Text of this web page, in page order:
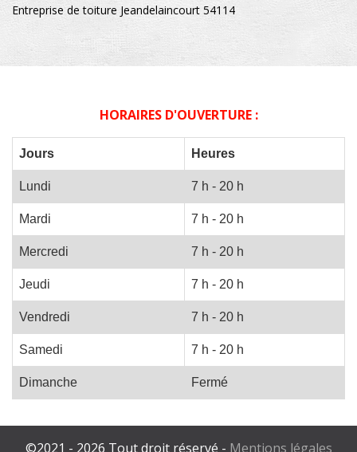
Entreprise de toiture Jeandelaincourt 54114
HORAIRES D'OUVERTURE :
Jours Heures
Lundi 7 h - 20 h
Mardi 7 h - 20 h
Mercredi 7 h - 20 h
Jeudi 7 h - 20 h
Vendredi 7 h - 20 h
Samedi 7 h - 20 h
Dimanche Fermé
©2021 - 2026 Tout droit réservé - Mentions légales